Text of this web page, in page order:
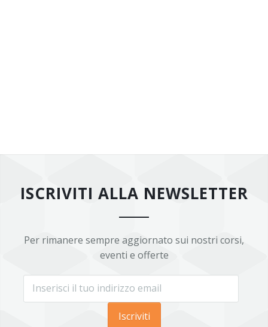
ISCRIVITI ALLA NEWSLETTER
Per rimanere sempre aggiornato sui nostri corsi,
eventi e offerte
Iscriviti